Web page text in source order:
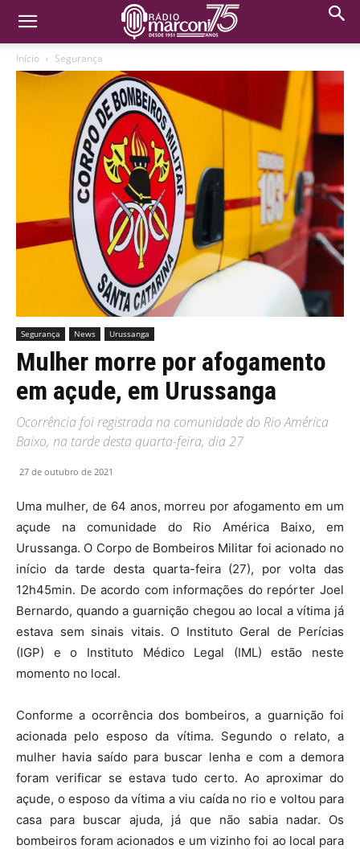
Início Segurança
Segurança News Urussanga
Mulher morre por afogamento
em açude, em Urussanga
Ocorrência foi registrada na comunidade do Rio América
Baixo, na tarde desta quarta-feira, dia 27
27 de outubro de 2021
Uma mulher, de 64 anos, morreu por afogamento em um
açude na comunidade do Rio América Baixo, em
Urussanga. O Corpo de Bombeiros Militar foi acionado no
início da tarde desta quarta-feira (27), por volta das
12h45min. De acordo com informações do repórter Joel
Bernardo, quando a guarnição chegou ao local a vítima já
estava sem sinais vitais. O Instituto Geral de Perícias
(IGP) e o Instituto Médico Legal (IML) estão neste
momento no local.
Conforme a ocorrência dos bombeiros, a guarnição foi
acionada pelo esposo da vítima. Segundo o relato, a
mulher havia saído para buscar lenha e com a demora
foram verificar se estava tudo certo. Ao aproximar do
açude, o esposo da vítima a viu caída no rio e voltou para
casa para buscar ajuda, já que não sabia nadar. Os
bombeiros foram acionados e um vizinho foi ao local para